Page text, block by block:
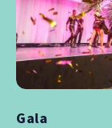
Gala